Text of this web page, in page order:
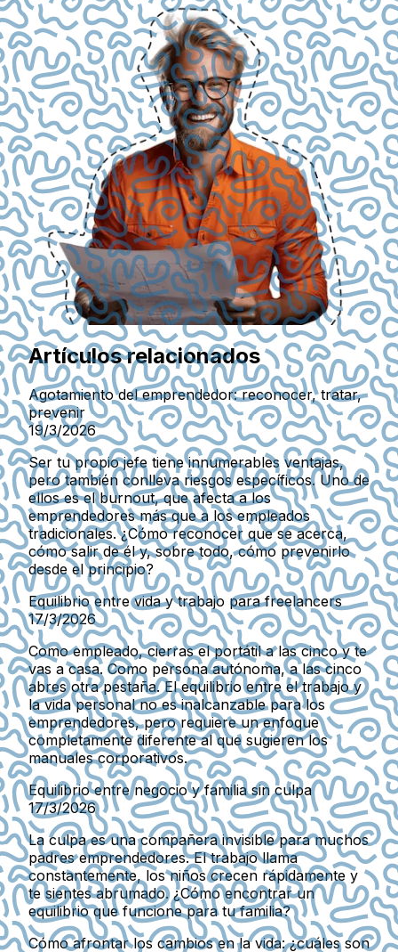
Artículos relacionados
Agotamiento del emprendedor: reconocer, tratar,
prevenir
19/3/2026
Ser tu propio jefe tiene innumerables ventajas,
pero también conlleva riesgos específicos. Uno de
ellos es el burnout, que afecta a los
emprendedores más que a los empleados
tradicionales. ¿Cómo reconocer que se acerca,
cómo salir de él y, sobre todo, cómo prevenirlo
desde el principio?
Equilibrio entre vida y trabajo para freelancers
17/3/2026
Como empleado, cierras el portátil a las cinco y te
vas a casa. Como persona autónoma, a las cinco
abres otra pestaña. El equilibrio entre el trabajo y
la vida personal no es inalcanzable para los
emprendedores, pero requiere un enfoque
completamente diferente al que sugieren los
manuales corporativos.
Equilibrio entre negocio y familia sin culpa
17/3/2026
La culpa es una compañera invisible para muchos
padres emprendedores. El trabajo llama
constantemente, los niños crecen rápidamente y
te sientes abrumado. ¿Cómo encontrar un
equilibrio que funcione para tu familia?
Cómo afrontar los cambios en la vida: ¿cuáles son